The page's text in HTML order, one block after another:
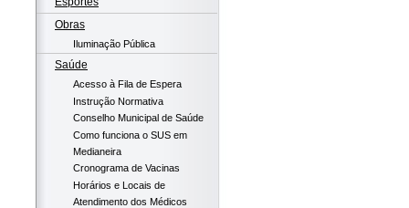
Obras
Iluminação Pública
Saúde
Acesso à Fila de Espera
Instrução Normativa
Conselho Municipal de Saúde
Como funciona o SUS em
Medianeira
Cronograma de Vacinas
Horários e Locais de
Atendimento dos Médicos